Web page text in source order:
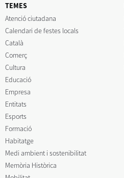
TEMES
Atenció ciutadana
Calendari de festes locals
Català
Comerç
Cultura
Educació
Empresa
Entitats
Esports
Formació
Habitatge
Medi ambient i sostenibilitat
Memòria Històrica